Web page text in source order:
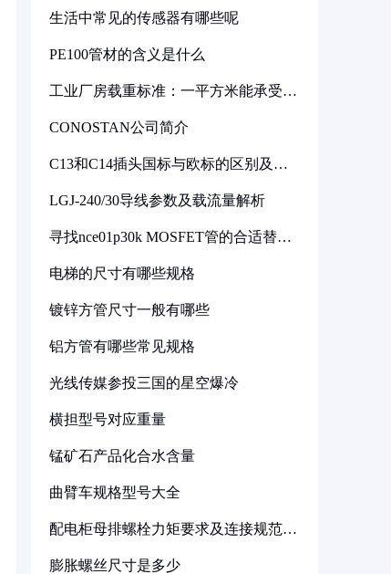
生活中常见的传感器有哪些呢
PE100管材的含义是什么
工业厂房载重标准：一平方米能承受多
CONOSTAN公司简介
C13和C14插头国标与欧标的区别及其
LGJ-240/30导线参数及载流量解析
寻找nce01p30k MOSFET管的合适替代
电梯的尺寸有哪些规格
镀锌方管尺寸一般有哪些
铝方管有哪些常见规格
光线传媒参投三国的星空爆冷
横担型号对应重量
锰矿石产品化合水含量
曲臂车规格型号大全
配电柜母排螺栓力矩要求及连接规范详
膨胀螺丝尺寸是多少